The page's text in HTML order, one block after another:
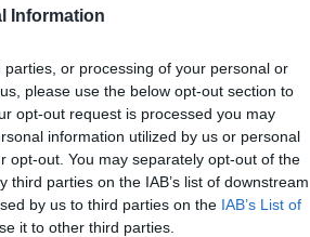
Information
or processing of your personal or
please use the below opt-out section to
opt-out request is processed you may
information utilized by us or personal
opt-out. You may separately opt-out of the
parties on the IAB’s list of downstream
by us to third parties on the IAB’s List of
it to other third parties.